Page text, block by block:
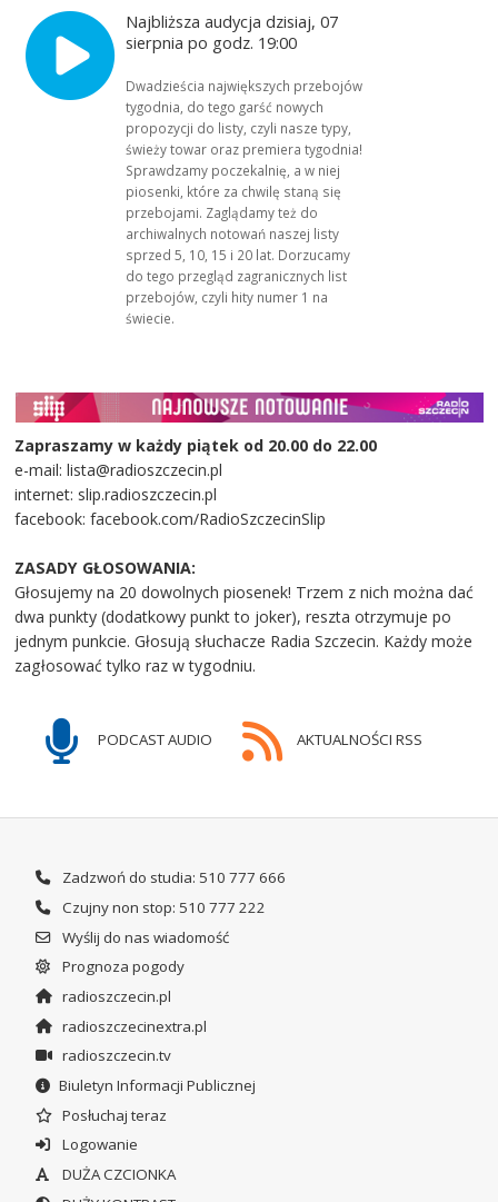
Najbliższa audycja dzisiaj, 07
sierpnia po godz. 19:00
Dwadzieścia największych przebojów
tygodnia, do tego garść nowych
propozycji do listy, czyli nasze typy,
świeży towar oraz premiera tygodnia!
Sprawdzamy poczekalnię, a w niej
piosenki, które za chwilę staną się
przebojami. Zaglądamy też do
archiwalnych notowań naszej listy
sprzed 5, 10, 15 i 20 lat. Dorzucamy
do tego przegląd zagranicznych list
przebojów, czyli hity numer 1 na
świecie.
Zapraszamy w każdy piątek od 20.00 do 22.00
e-mail: lista@radioszczecin.pl
internet: slip.radioszczecin.pl
facebook: facebook.com/RadioSzczecinSlip
ZASADY GŁOSOWANIA:
Głosujemy na 20 dowolnych piosenek! Trzem z nich można dać
dwa punkty (dodatkowy punkt to joker), reszta otrzymuje po
jednym punkcie. Głosują słuchacze Radia Szczecin. Każdy może
zagłosować tylko raz w tygodniu.
PODCAST AUDIO AKTUALNOŚCI RSS
Zadzwoń do studia: 510 777 666
Czujny non stop: 510 777 222
Wyślij do nas wiadomość
Prognoza pogody
radioszczecin.pl
radioszczecinextra.pl
radioszczecin.tv
Biuletyn Informacji Publicznej
Posłuchaj teraz
Logowanie
DUŻA CZCIONKA